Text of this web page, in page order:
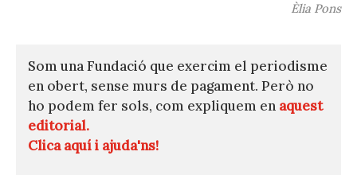
Èlia Pons
Som una Fundació que exercim el periodisme
en obert, sense murs de pagament. Però no
ho podem fer sols, com expliquem en aquest
editorial.
Clica aquí i ajuda'ns!